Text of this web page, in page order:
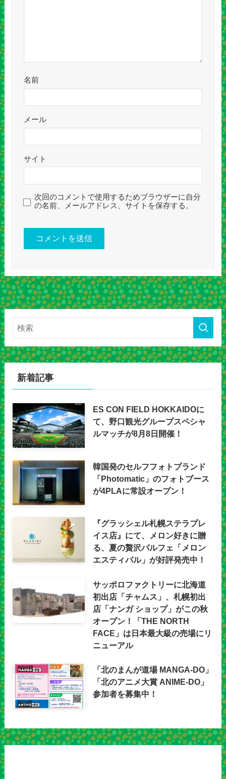
名前
メール
サイト
次回のコメントで使用するためブラウザーに自分
の名前、メールアドレス、サイトを保存する。
新着記事
ES CON FIELD HOKKAIDOに
て、野口観光グループスペシャ
ルマッチが8月8日開催！
韓国発のセルフフォトブランド
「Photomatic」のフォトブース
が4PLAに常設オープン！
『グラッシェル札幌ステラプレ
イス店』にて、メロン好きに贈
る、夏の贅沢パルフェ「メロン
エスティバル」が好評発売中！
サッポロファクトリーに北海道
初出店「チャムス」、札幌初出
店「ナンガ ショップ」がこの秋
オープン！「THE NORTH
FACE」は日本最大級の売場にリ
ニューアル
「北のまんが道場 MANGA-DO」
「北のアニメ大賞 ANIME-DO」
参加者を募集中！